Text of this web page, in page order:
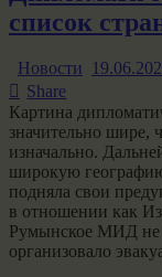
список
Новости
Share
Картина
значительно шире,
изначально.
широкую
подняла свои
в отношении как
Румынское МИД не
организовало